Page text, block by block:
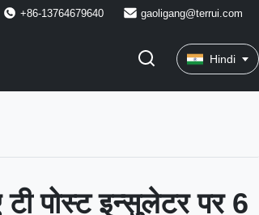
+86-13764679640 gaoligang@terrui.com
Hindi
पोस्ट इन्सुलेटर पर 6